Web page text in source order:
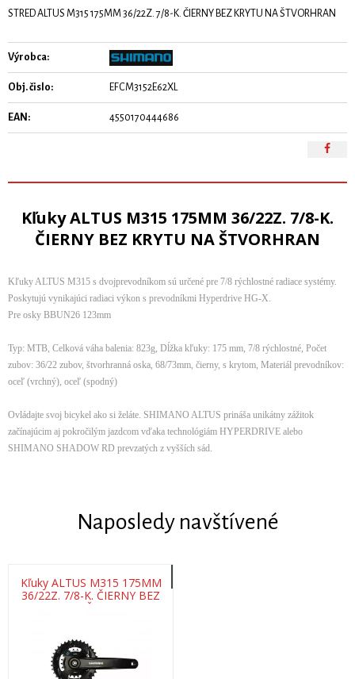
STRED ALTUS M315 175MM 36/22Z. 7/8-K. ČIERNY BEZ KRYTU NA ŠTVORHRAN
Výrobca:
Obj. čislo: EFCM3152E62XL
EAN: 4550170444686
Kľuky ALTUS M315 175MM 36/22Z. 7/8-K.
ČIERNY BEZ KRYTU NA ŠTVORHRAN
Kľuky ALTUS M315 s dvojprevodníkom sú určené pre 7/8 rýchlostné radiace systémy.
Poskytujú vynikajúci radiaci výkon s prevodníkmi Hyperdrive HG-X.
Pre osky BBUN26 123mm
Typ: MTB, Celková váha balenia: 823g, Dĺžka kľuky: 175 mm, 7/8 rýchlostné, Počet
zubov: 36/22 zubov, štvorhranná oska, 68/73mm, čierny, s krytom, Materiál prevodníkov:
oceľ (vrchný), oceľ (spodný)
Ovládajte svoj bicykel ako si želáte. SHIMANO ALTUS prináša unikátny zážitok
začínajúcim aj pokročilým jazdcom vďaka technológiám HYPERDRIVE alebo
SHIMANO SHADOW RD prevzatých z vyšších sád.
Naposledy navštívené
Kľuky ALTUS M315 175MM
36/22Z. 7/8-K. ČIERNY BEZ
KRYTU NA ŠTVORHRAN